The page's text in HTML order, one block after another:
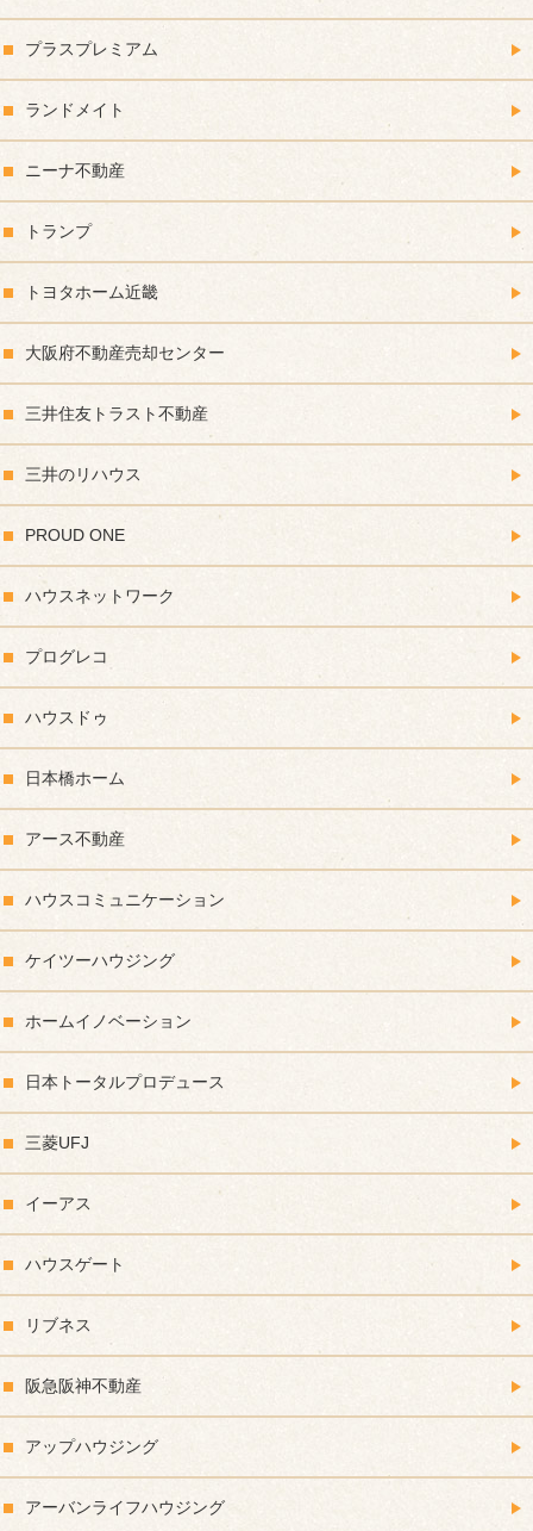
プラスプレミアム
ランドメイト
ニーナ不動産
トランプ
トヨタホーム近畿
大阪府不動産売却センター
三井住友トラスト不動産
三井のリハウス
PROUD ONE
ハウスネットワーク
プログレコ
ハウスドゥ
日本橋ホーム
アース不動産
ハウスコミュニケーション
ケイツーハウジング
ホームイノベーション
日本トータルプロデュース
三菱UFJ
イーアス
ハウスゲート
リブネス
阪急阪神不動産
アップハウジング
アーバンライフハウジング